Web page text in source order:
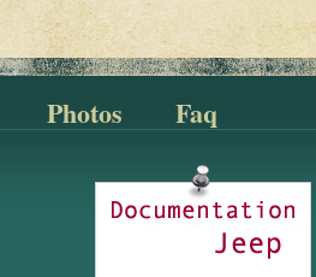
Photos Faq